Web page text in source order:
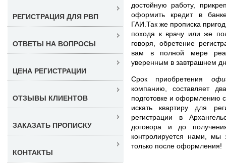
достойную работу,
оформить кредит в
ГАИ.Так же прописка
похода к врачу или же
говоря, обретение
вам в полной мере
уверенным в завтрашнем
Срок приобретения
компанию, составляет
подготовке и оформлению
искать квартиру для
регистрации в
договора и до
контролируется нами,
только после оформления!
РЕГИСТРАЦИЯ ДЛЯ РВП
ОТВЕТЫ НА ВОПРОСЫ
ЦЕНА РЕГИСТРАЦИИ
ОТЗЫВЫ КЛИЕНТОВ
ЗАКАЗАТЬ ПРОПИСКУ
КОНТАКТЫ